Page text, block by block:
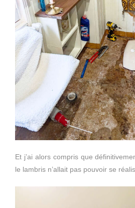
Et j’ai alors compris que
le lambris n’allait pas pouvoir se